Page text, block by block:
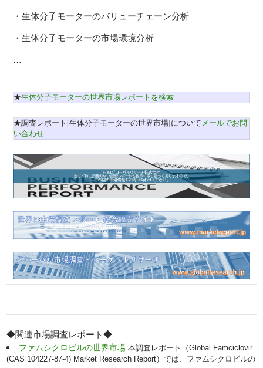
・生体分子モーターのバリューチェーン分析
・生体分子モーターの市場環境分析
…
★生体分子モーターの世界市場レポートを検索
★調査レポート[生体分子モーターの世界市場]について メールでお問
い合わせ
◆関連市場調査レポート◆
ファムシクロビルの世界市場本調査レポート（Global Famciclovir
(CAS 104227-87-4) Market Research Report）では、ファムシクロビルの